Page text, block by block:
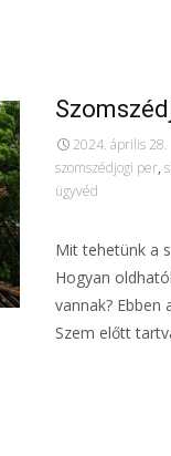
2024. április 28.
szomszédjogi per,
ügyvéd
Mit tehetünk a
Hogyan
vannak? Ebben
Szem előtt